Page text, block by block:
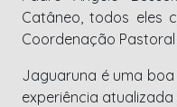
Catâneo, todos eles
Coordenação Pastoral
Jaguaruna é uma
experiência